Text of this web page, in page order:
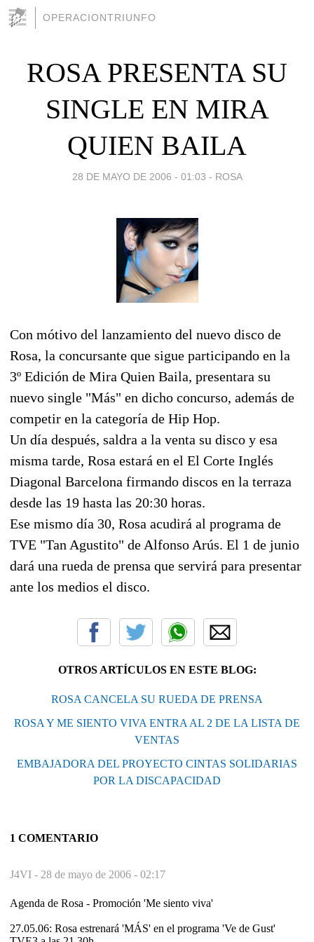
OPERACIONTRIUNFO
ROSA PRESENTA SU
SINGLE EN MIRA
QUIEN BAILA
28 DE MAYO DE 2006 - 01:03 - ROSA
Con mótivo del lanzamiento del nuevo disco de
Rosa, la concursante que sigue participando en la
3º Edición de Mira Quien Baila, presentara su
nuevo single "Más" en dicho concurso, además de
competir en la categoría de Hip Hop.
Un día después, saldra a la venta su disco y esa
misma tarde, Rosa estará en el El Corte Inglés
Diagonal Barcelona firmando discos en la terraza
desde las 19 hasta las 20:30 horas.
Ese mismo día 30, Rosa acudirá al programa de
TVE "Tan Agustito" de Alfonso Arús. El 1 de junio
dará una rueda de prensa que servirá para presentar
ante los medios el disco.
OTROS ARTÍCULOS EN ESTE BLOG:
ROSA CANCELA SU RUEDA DE PRENSA
ROSA Y ME SIENTO VIVA ENTRA AL 2 DE LA LISTA DE
VENTAS
EMBAJADORA DEL PROYECTO CINTAS SOLIDARIAS
POR LA DISCAPACIDAD
1 COMENTARIO
J4VI - 28 de mayo de 2006 - 02:17
Agenda de Rosa - Promoción 'Me siento viva'
27.05.06: Rosa estrenará 'MÁS' en el programa 'Ve de Gust'